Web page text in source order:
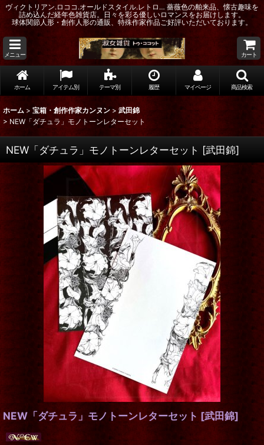
ヴィクトリアン.ロココ.オールドスタイル.レトロ… 薔薇色の舶来品、懐古趣味を
詰め込んだ経年色雑貨店。日々を彩る優しいロマンスをお届けします。
球体関節人形・創作人形の通販、特殊作家作品ご好評いただいております。
メニュー カート
ホーム アイテム別 テーマ別 履歴 マイページ 商品検索
ホーム > 宝箱・創作作家カンヌン > 武田錦
> NEW「ダチュラ」モノトーンレターセット
NEW「ダチュラ」モノトーンレターセット [武田錦]
NEW「ダチュラ」モノトーンレターセット [武田錦]